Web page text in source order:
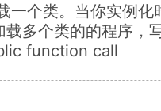
个类。当你实例
多个类的的程序，
function call